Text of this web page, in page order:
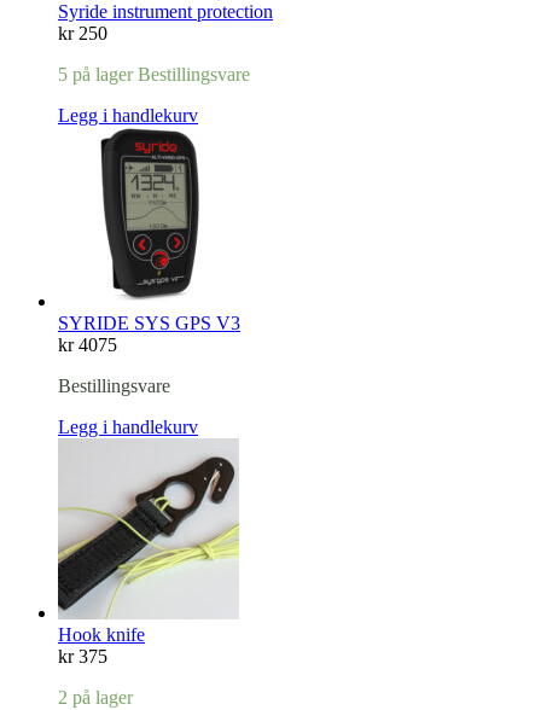
Syride instrument protection
kr250
5 på lager Bestillingsvare
Legg i handlekurv
SYRIDE SYS GPS V3
kr4075
Bestillingsvare
Legg i handlekurv
Hook knife
kr375
2 på lager